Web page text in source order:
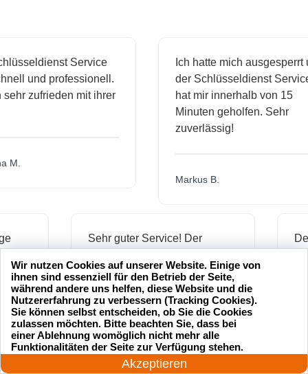
Service
und professionell.
zufrieden mit ihrer
Ich hatte mich ausgesperrt und
der Schlüsseldienst Service
hat mir innerhalb von 15
Minuten geholfen. Sehr
zuverlässig!
Markus B.
Sehr guter Service! Der
und hat mir schnell geholfen,
als ich meine Schlüssel
verloren hatte.
Jonas M.
24 Stunden am Tag
Akzeptieren
Wir nutzen Cookies auf unserer Website. Einige von
ihnen sind essenziell für den Betrieb der Seite,
während andere uns helfen, diese Website und die
Nutzererfahrung zu verbessern (Tracking Cookies).
Sie können selbst entscheiden, ob Sie die Cookies
zulassen möchten. Bitte beachten Sie, dass bei
einer Ablehnung womöglich nicht mehr alle
Funktionalitäten der Seite zur Verfügung stehen.